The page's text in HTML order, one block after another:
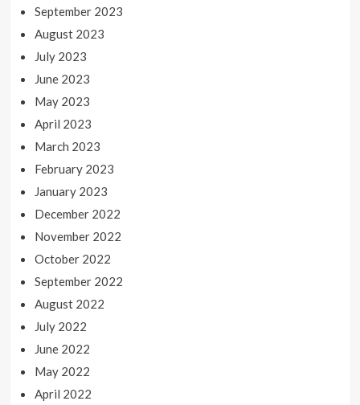
September 2023
August 2023
July 2023
June 2023
May 2023
April 2023
March 2023
February 2023
January 2023
December 2022
November 2022
October 2022
September 2022
August 2022
July 2022
June 2022
May 2022
April 2022